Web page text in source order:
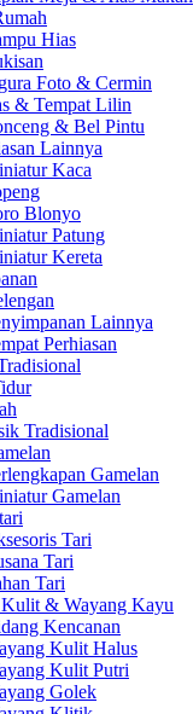
Hias
Foto & Cermin
& Tempat Lilin
& Bel Pintu
Lainnya
Kaca
Blonyo
Patung
Kereta
Lainnya
Perhiasan
Tradisional
Gamelan
Gamelan
Tari
Tari
Tari
& Wayang Kayu
Kencanan
Kulit Halus
Kulit Putri
Golek